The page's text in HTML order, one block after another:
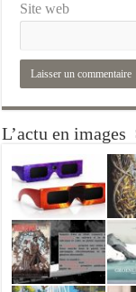
Site web
L’actu en images